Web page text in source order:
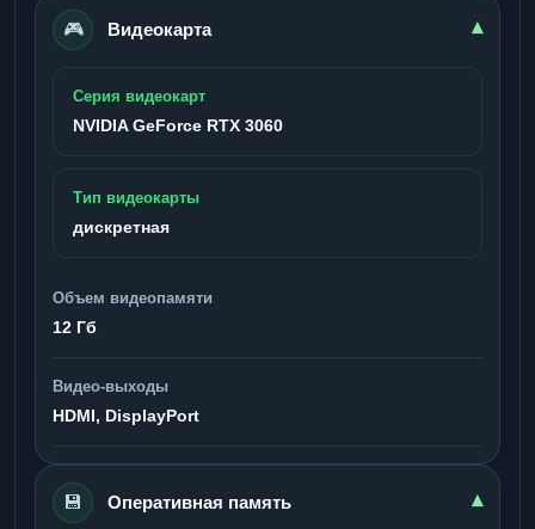
🎮 Видеокарта ▾
Серия видеокарт
NVIDIA GeForce RTX 3060
Тип видеокарты
дискретная
Объем видеопамяти
12 Гб
Видео-выходы
HDMI, DisplayPort
💾 Оперативная память ▾